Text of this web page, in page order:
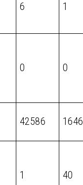
6 1
0 0
42586 1646
1 40